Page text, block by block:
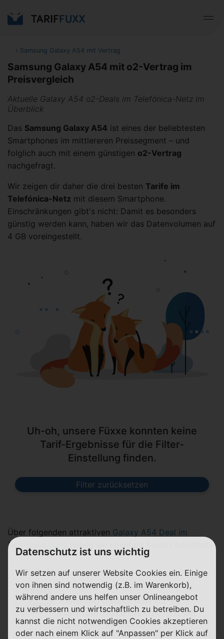
‹ Samsung Galaxy A54 mit Vertrag
Samsung Galaxy A54 mit o2-Vertrag im
Preisvergleich
Aktuelle Galaxy A54 o2-Deals im Telefónica-Netz im
Überblick
Das Samsung Galaxy A54 ist eines der beliebtesten
Smartphones im mittlereren Preissegment – und
folglich auch mit einem günstigen o2-Vertrag
nachgefragt.
Wir zeigen dir daher die drei besten Tarife im
Telefónica-Netz mit diesem Smartphone.
Einschränkungen gibt's nicht: Damit es besonders
günstig werden kann, haben wir das Datenvolumen auf
4 GB voreingestellt.
Uh-oh, unsere Füxxe konnten keine
Tarif-Ergebnisse für die Filter-
Einstellung finden.
Filter zurücksetzen
Über folgenden attraktiven Galaxy A54 Deal im
Telefónica-Netz
haben wir ebenfalls bereits berichtet:
Weiterlesen
beendet
Samsung Galaxy A54 für 29 €
zum Telefónica green LTE 6 GB
für 9,99 € im Monat
Datenschutz ist uns wichtig
Wir setzen auf unserer Website Cookies ein. Einige
von ihnen sind notwendig (z.B. im Warenkorb),
während andere uns helfen unser Onlineangebot
zu verbessern und wirtschaftlich zu betreiben. Du
kannst die nicht notwendigen Cookies akzeptieren
oder nach einem Klick auf "Anpassen" per Klick auf